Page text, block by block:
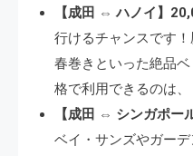
【成田 ⇔ ハノイ】
行けるチャンスです
春巻きといった絶品
格で利用できるのは、
【成田 ⇔ シンガポー
ベイ・サンズやガー